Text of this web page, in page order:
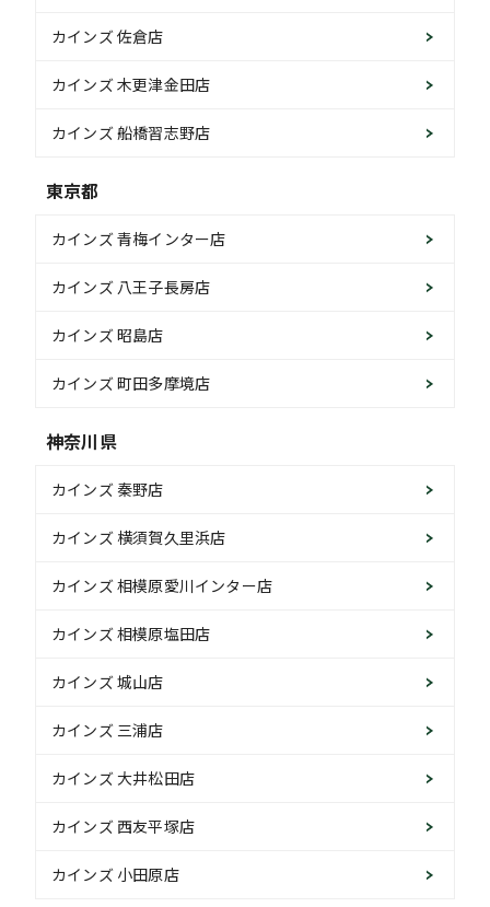
カインズ 佐倉店
カインズ 木更津金田店
カインズ 船橋習志野店
東京都
カインズ 青梅インター店
カインズ 八王子長房店
カインズ 昭島店
カインズ 町田多摩境店
神奈川県
カインズ 秦野店
カインズ 横須賀久里浜店
カインズ 相模原愛川インター店
カインズ 相模原塩田店
カインズ 城山店
カインズ 三浦店
カインズ 大井松田店
カインズ 西友平塚店
カインズ 小田原店